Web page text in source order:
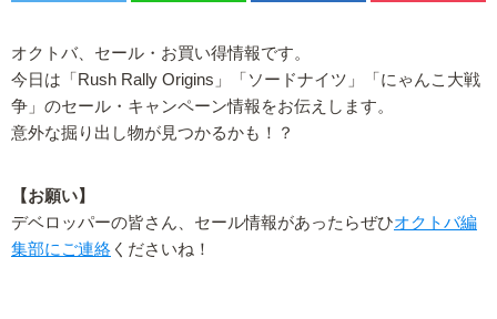
オクトバ、セール・お買い得情報です。
今日は「Rush Rally Origins」「ソードナイツ」「にゃんこ大戦
争」のセール・キャンペーン情報をお伝えします。
意外な掘り出し物が見つかるかも！？
【お願い】
デベロッパーの皆さん、セール情報があったらぜひオクトバ編
集部にご連絡 くださいね！